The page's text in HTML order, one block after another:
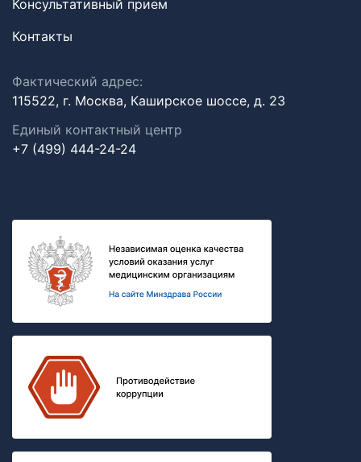
Консультативный прием
Контакты
Фактический адрес:
115522, г. Москва, Каширское шоссе, д. 23
Единый контактный центр
+7 (499) 444-24-24